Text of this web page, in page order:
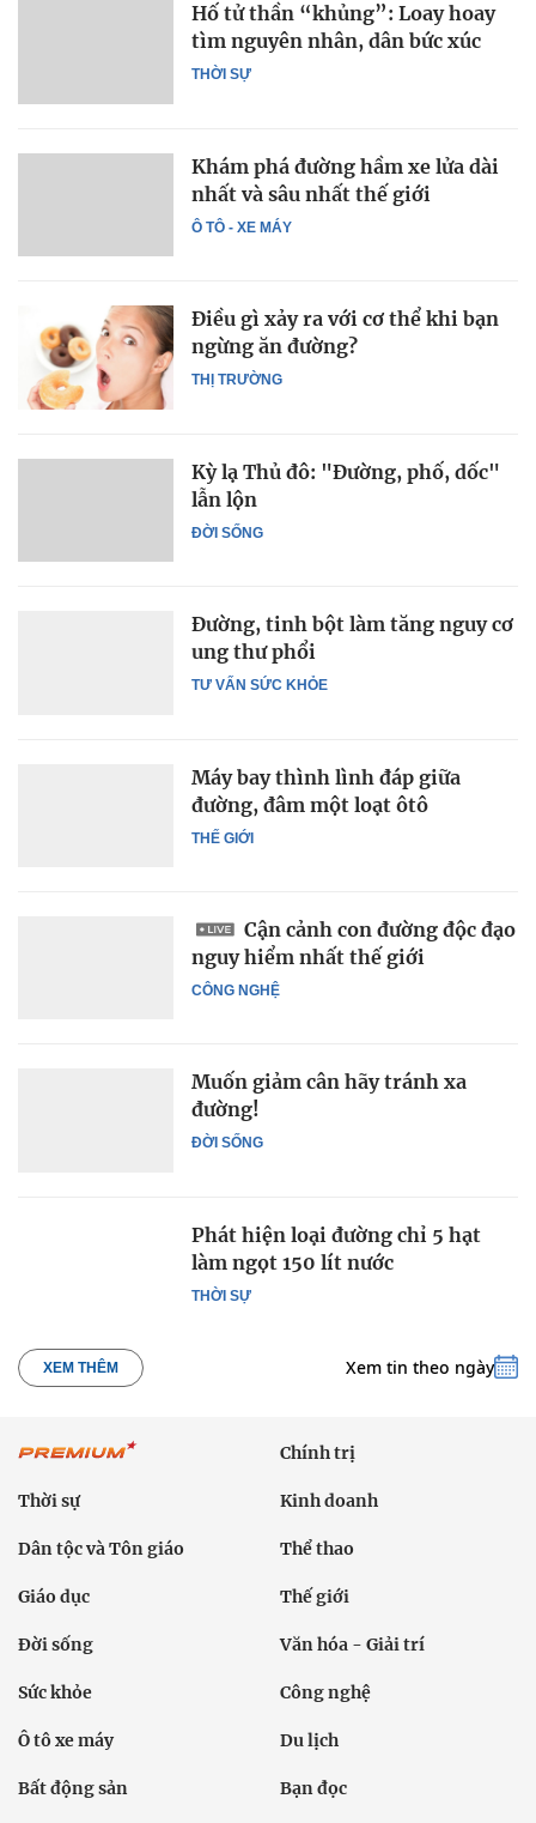
THỜI SỰ
Hố tử thần “khủng”: Loay hoay
tìm nguyên nhân, dân bức xúc
Ô TÔ - XE MÁY
Khám phá đường hầm xe lửa dài
nhất và sâu nhất thế giới
THỊ TRƯỜNG
Điều gì xảy ra với cơ thể khi bạn
ngừng ăn đường?
ĐỜI SỐNG
Kỳ lạ Thủ đô: "Đường, phố, dốc"
lẫn lộn
TƯ VẤN SỨC KHỎE
Đường, tinh bột làm tăng nguy cơ
ung thư phổi
THẾ GIỚI
Máy bay thình lình đáp giữa
đường, đâm một loạt ôtô
CÔNG NGHỆ
Cận cảnh con đường độc đạo
nguy hiểm nhất thế giới
ĐỜI SỐNG
Muốn giảm cân hãy tránh xa
đường!
THỜI SỰ
Phát hiện loại đường chỉ 5 hạt
làm ngọt 150 lít nước
XEM THÊM Xem tin theo ngày
Chính trị
Thời sự Kinh doanh
Dân tộc và Tôn giáo Thể thao
Giáo dục Thế giới
Đời sống Văn hóa - Giải trí
Sức khỏe Công nghệ
Ô tô xe máy Du lịch
Bất động sản Bạn đọc